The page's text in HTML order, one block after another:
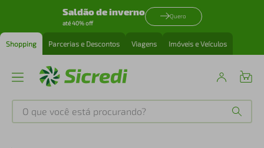
Saldão de inverno
até 40% off
Quero
Shopping Parcerias e Descontos Viagens Imóveis e Veículos
O que você está procurando?